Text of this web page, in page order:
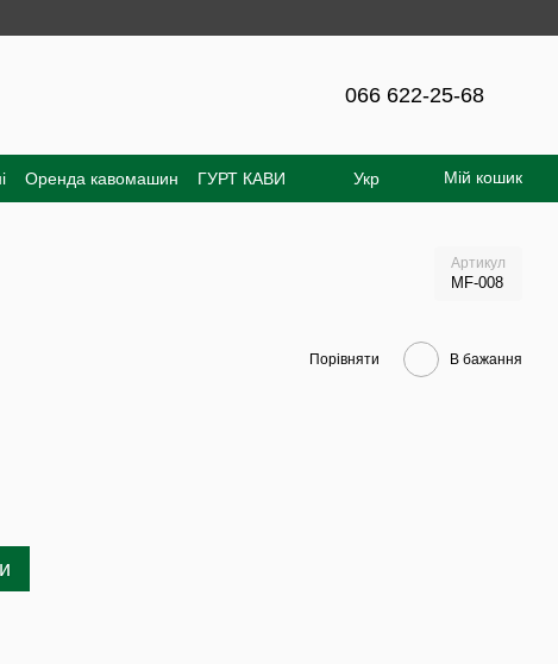
на сайті - 300 грн!
066 622-25-68
Оренда кавомашин
ГУРТ КАВИ
Відгуки про магазин
Укр Мій кошик
Артикул
MF-008
Порівняти В бажання